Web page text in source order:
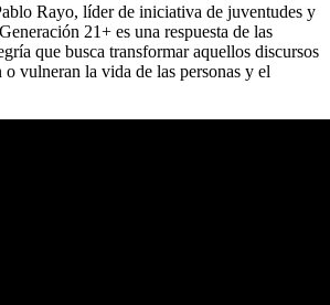
Rayo, líder de iniciativa de juventudes y
21+ es una respuesta de las
que busca transformar aquellos discursos
o vulneran la vida de las personas y el